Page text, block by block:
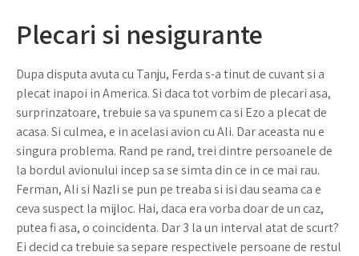
Plecari si nesigurante
Dupa disputa avuta cu Tanju, Ferda s-a tinut de cuvant si a
plecat inapoi in America. Si daca tot vorbim de plecari asa,
surprinzatoare, trebuie sa va spunem ca si Ezo a plecat de
acasa. Si culmea, e in acelasi avion cu Ali. Dar aceasta nu e
singura problema. Rand pe rand, trei dintre persoanele de
la bordul avionului incep sa se simta din ce in ce mai rau.
Ferman, Ali si Nazli se pun pe treaba si isi dau seama ca e
ceva suspect la mijloc. Hai, daca era vorba doar de un caz,
putea fi asa, o coincidenta. Dar 3 la un interval atat de scurt?
Ei decid ca trebuie sa separe respectivele persoane de restul